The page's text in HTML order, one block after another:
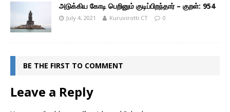
அடுக்கிய கோடி பெறினும் குடிப்பிறந்தார் – குறள்: 954
July 4, 2021 Kuruvirotti CT 0
BE THE FIRST TO COMMENT
Leave a Reply